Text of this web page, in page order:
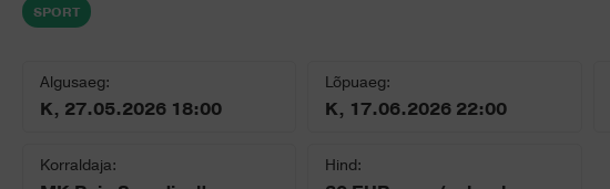
SPORT
Algusaeg:
K, 27.05.2026 18:00
Lõpuaeg:
K, 17.06.2026 22:00
Korraldaja: Hind: